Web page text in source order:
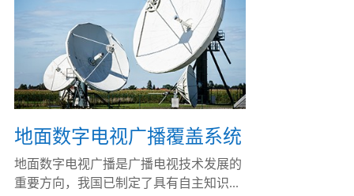
地面数字电视广播覆盖系统
地面数字电视广播是广播电视技术发展的
重要方向，我国已制定了具有自主知识...